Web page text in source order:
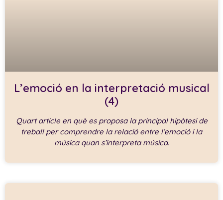
L’emoció en la interpretació musical
(4)
Quart article en què es proposa la principal hipòtesi de
treball per comprendre la relació entre l’emoció i la
música quan s’interpreta música.